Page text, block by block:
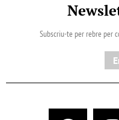
Subscriu-te per rebre per